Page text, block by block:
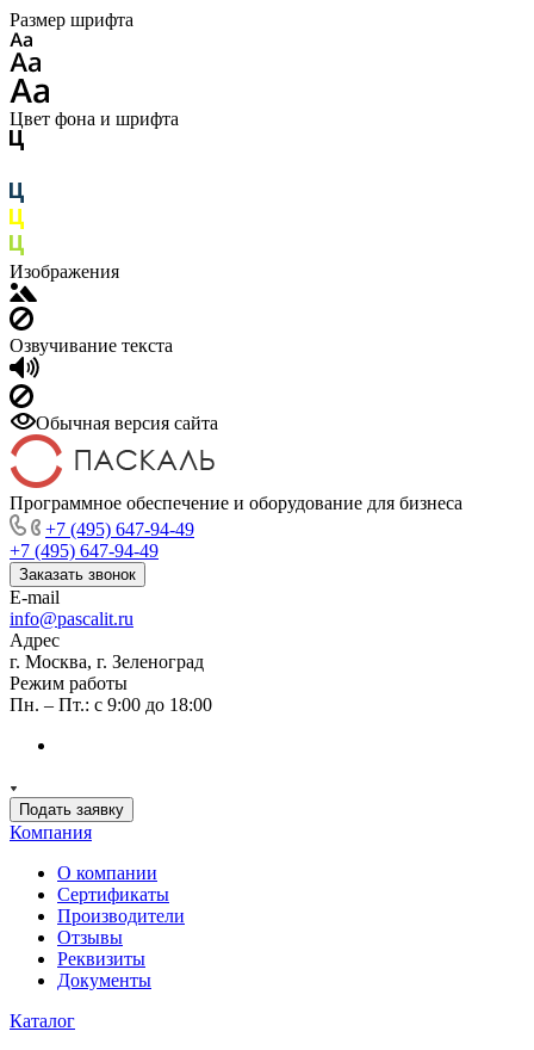
Размер шрифта
Цвет фона и шрифта
Изображения
Озвучивание текста
Обычная версия сайта
Программное обеспечение и оборудование для бизнеса
+7 (495) 647-94-49
+7 (495) 647-94-49
Заказать звонок
E-mail
info@pascalit.ru
Адрес
г. Москва, г. Зеленоград
Режим работы
Пн. – Пт.: с 9:00 до 18:00
Подать заявку
Компания
О компании
Сертификаты
Производители
Отзывы
Реквизиты
Документы
Каталог